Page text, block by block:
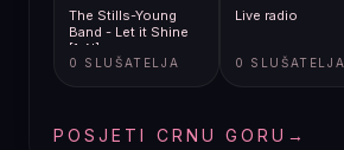
The Stills-Young
Band - Let it Shine
[1yN]
0 SLUŠATELJA
Live radio
0 SLUŠATELJA
POSJETI CRNU GORU →